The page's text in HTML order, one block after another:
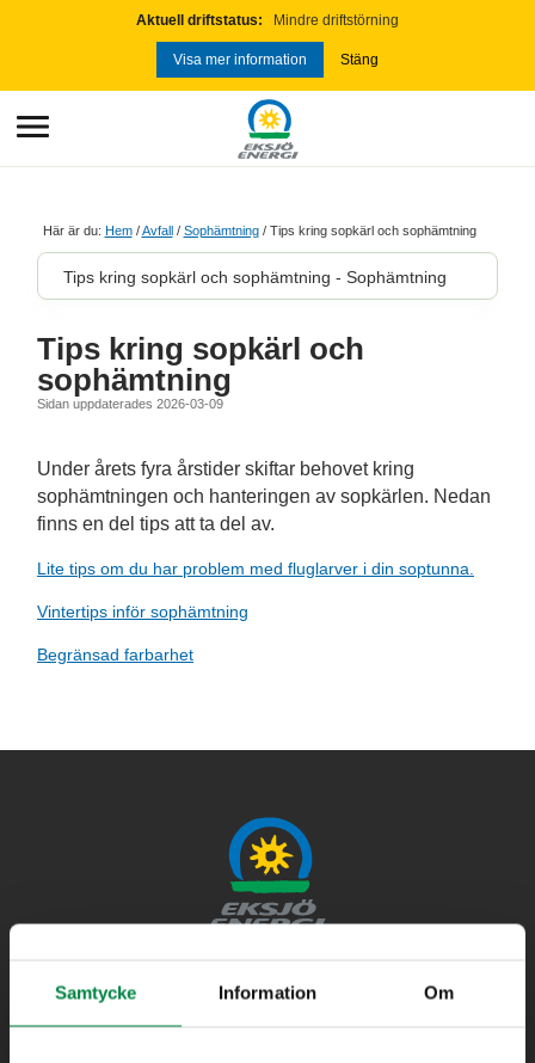
Samtycke Information Om
Aktuell driftstatus: Mindre driftstörning
Visa mer information Stäng
Tips kring sopkärl och
sophämtning
Sidan uppdaterades 2026-03-09
Under årets fyra årstider skiftar behovet kring
sophämtningen och hanteringen av sopkärlen. Nedan
finns en del tips att ta del av.
Lite tips om du har problem med fluglarver i din soptunna.
Vintertips inför sophämtning
Begränsad farbarhet
Här är du: Hem/Avfall/ Sophämtning/ Tips kring sopkärl och sophämtning
Tips kring sopkärl och sophämtning - Sophämtning
Elhandel